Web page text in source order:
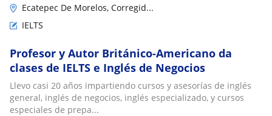
Ecatepec De Morelos, Corregid...
IELTS
Profesor y Autor Británico-Americano da
clases de IELTS e Inglés de Negocios
Llevo casi 20 años impartiendo cursos y asesorías de inglés
general, inglés de negocios, inglés especializado, y cursos
especiales de prepa...